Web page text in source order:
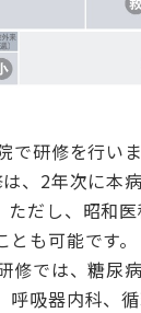
で研修を行いま
、2年次に本
ただし、昭和
も可能です。
修では、糖尿
呼吸器内科、